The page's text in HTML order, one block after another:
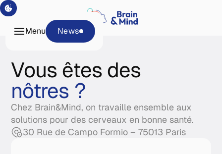
Tech &
Plateformes
News
News
Menu
Vous êtes des
nôtres ?
Chez Brain&Mind, on travaille ensemble aux
solutions pour des cerveaux en bonne santé.
30 Rue de Campo Formio – 75013 Paris